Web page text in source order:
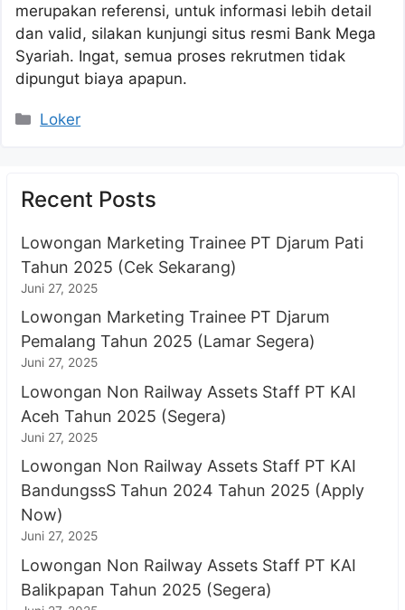
merupakan referensi, untuk informasi lebih detail
dan valid, silakan kunjungi situs resmi Bank Mega
Syariah. Ingat, semua proses rekrutmen tidak
dipungut biaya apapun.
Kategori
Loker
Recent Posts
Lowongan Marketing Trainee PT Djarum Pati
Tahun 2025 (Cek Sekarang)
Juni 27, 2025
Lowongan Marketing Trainee PT Djarum
Pemalang Tahun 2025 (Lamar Segera)
Juni 27, 2025
Lowongan Non Railway Assets Staff PT KAI
Aceh Tahun 2025 (Segera)
Juni 27, 2025
Lowongan Non Railway Assets Staff PT KAI
BandungssS Tahun 2024 Tahun 2025 (Apply
Now)
Juni 27, 2025
Lowongan Non Railway Assets Staff PT KAI
Balikpapan Tahun 2025 (Segera)